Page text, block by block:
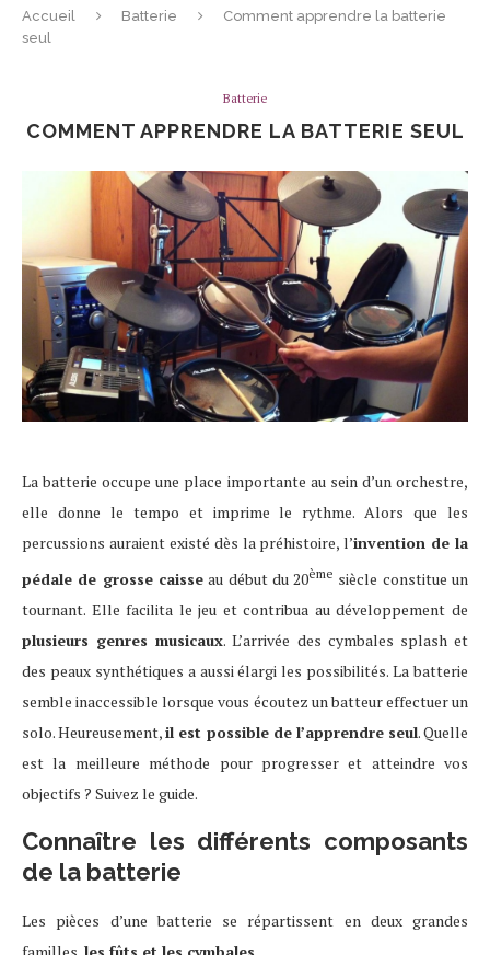
Accueil Batterie
Comment apprendre la batterie
seul
Batterie
COMMENT APPRENDRE LA BATTERIE SEUL
La batterie occupe une place importante au sein d’un orchestre,
elle donne le tempo et imprime le rythme. Alors que les
percussions auraient existé dès la préhistoire, l’invention de la
pédale de grosse caisseau début du 20ème siècle constitue un
tournant. Elle facilita le jeu et contribua au développement de
plusieurs genres musicaux. L’arrivée des cymbales splash et
des peaux synthétiques a aussi élargi les possibilités. La batterie
semble inaccessible lorsque vous écoutez un batteur effectuer un
solo. Heureusement,il est possible de l’apprendre seul. Quelle
est la meilleure méthode pour progresser et atteindre vos
objectifs ? Suivez le guide.
Connaître les différents composants
de la batterie
Les pièces d’une batterie se répartissent en deux grandes